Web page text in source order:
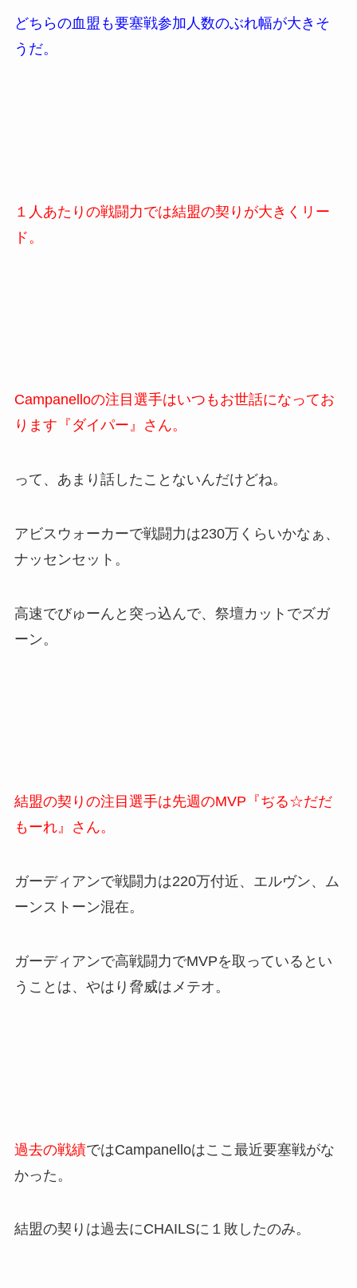
どちらの血盟も要塞戦参加人数のぶれ幅が大きそ
うだ。
１人あたりの戦闘力では結盟の契りが大きくリー
ド。
Campanelloの注目選手はいつもお世話になってお
ります『ダイパー』さん。
って、あまり話したことないんだけどね。
アビスウォーカーで戦闘力は230万くらいかなぁ、
ナッセンセット。
高速でびゅーんと突っ込んで、祭壇カットでズガ
ーン。
結盟の契りの注目選手は先週のMVP『ぢる☆だだ
もーれ』さん。
ガーディアンで戦闘力は220万付近、エルヴン、ム
ーンストーン混在。
ガーディアンで高戦闘力でMVPを取っているとい
うことは、やはり脅威はメテオ。
過去の戦績ではCampanelloはここ最近要塞戦がな
かった。
結盟の契りは過去にCHAILSに１敗したのみ。